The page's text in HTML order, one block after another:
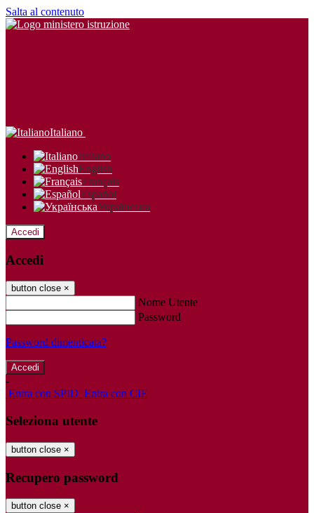
Salta al contenuto
Italiano
Italiano
English
Français
Español
Українська
Accedi
Accedi
button close ×
Nome Utente
Password
Password dimenticata?
-
Entra con SPID Entra con CIE
Seleziona utente
button close ×
Recupero password
button close ×